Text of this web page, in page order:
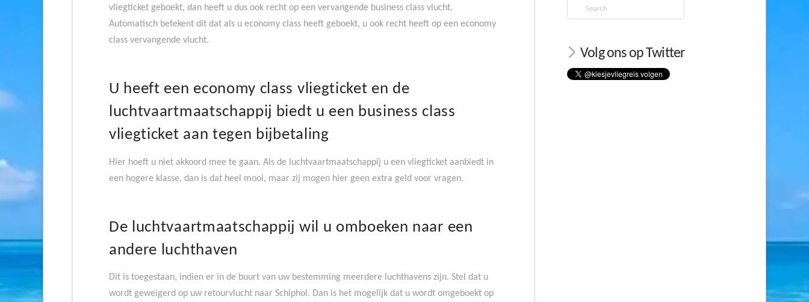
vliegticket geboekt, dan heeft u dus ook recht op een vervangende business class vlucht.
Automatisch betekent dit dat als u economy class heeft geboekt, u ook recht heeft op een economy
class vervangende vlucht.
U heeft een economy class vliegticket en de
luchtvaartmaatschappij biedt u een business class
vliegticket aan tegen bijbetaling
Hier hoeft u niet akkoord mee te gaan. Als de luchtvaartmaatschappij u een vliegticket aanbiedt in
een hogere klasse, dan is dat heel mooi, maar zij mogen hier geen extra geld voor vragen.
De luchtvaartmaatschappij wil u omboeken naar een
andere luchthaven
Dit is toegestaan, indien er in de buurt van uw bestemming meerdere luchthavens zijn. Stel dat u
wordt geweigerd op uw retourvlucht naar Schiphol. Dan is het mogelijk dat u wordt omgeboekt op
Search
Volg ons op Twitter